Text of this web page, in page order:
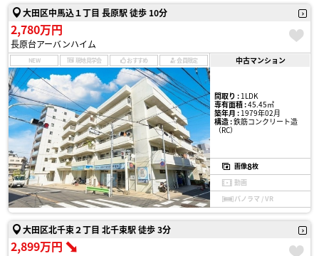
大田区中馬込１丁目 長原駅 徒歩 10分
2,780万円
長原台アーバンハイム
NEW 現地見学会 おすすめ 会員限定 中古マンション
間取り :1LDK
専有面積 :45.45㎡
築年月 :1979年02月
構造 :鉄筋コンクリート造
（RC）
画像8枚
動画
パノラマ / VR
大田区北千束２丁目 北千束駅 徒歩 3分
2,899万円